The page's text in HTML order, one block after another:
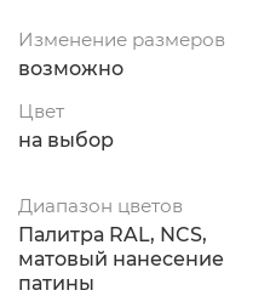
Изменение размеров
возможно
Цвет
на выбор
Диапазон цветов
Палитра RAL, NCS,
матовый нанесение
патины